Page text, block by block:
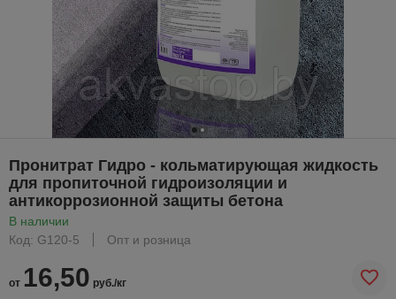
Пронитрат Гидро - кольматирующая жидкость
для пропиточной гидроизоляции и
антикоррозионной защиты бетона
В наличии
Код: G120-5
Опт и розница
от 16,50 руб./кг